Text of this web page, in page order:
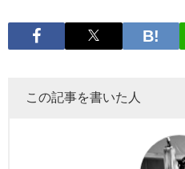
この記事を書いた人